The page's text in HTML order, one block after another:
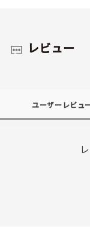
レビュー
ユーザーレビュ